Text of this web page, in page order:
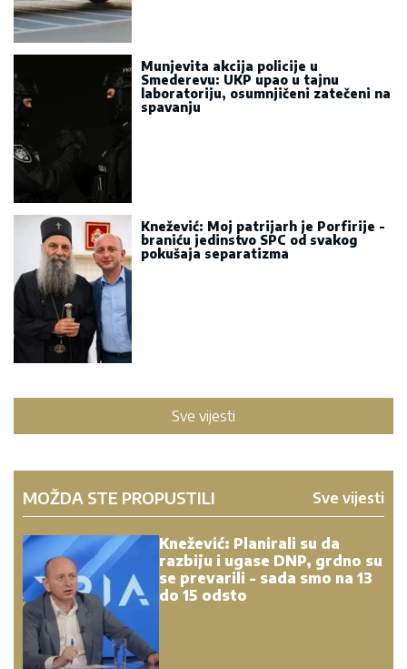
Munjevita akcija policije u
Smederevu: UKP upao u tajnu
laboratoriju, osumnjičeni zatečeni na
spavanju
Knežević: Moj patrijarh je Porfirije -
braniću jedinstvo SPC od svakog
pokušaja separatizma
Sve vijesti
MOŽDA STE PROPUSTILI Sve vijesti
Knežević: Planirali su da
razbiju i ugase DNP, grdno su
se prevarili - sada smo na 13
do 15 odsto